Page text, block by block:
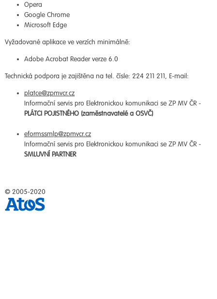
Opera
Google Chrome
Microsoft Edge
Vyžadované aplikace ve verzích minimálně:
Adobe Acrobat Reader verze 6.0
Technická podpora je zajištěna na tel. čísle: 224 211 211, E-mail:
platce@zpmvcr.cz
Informační servis pro Elektronickou komunikaci se ZP MV ČR -
PLÁTCI POJISTNÉHO (zaměstnavatelé a OSVČ)
eformssmlp@zpmvcr.cz
Informační servis pro Elektronickou komunikaci se ZP MV ČR -
SMLUVNÍ PARTNER
© 2005-2020